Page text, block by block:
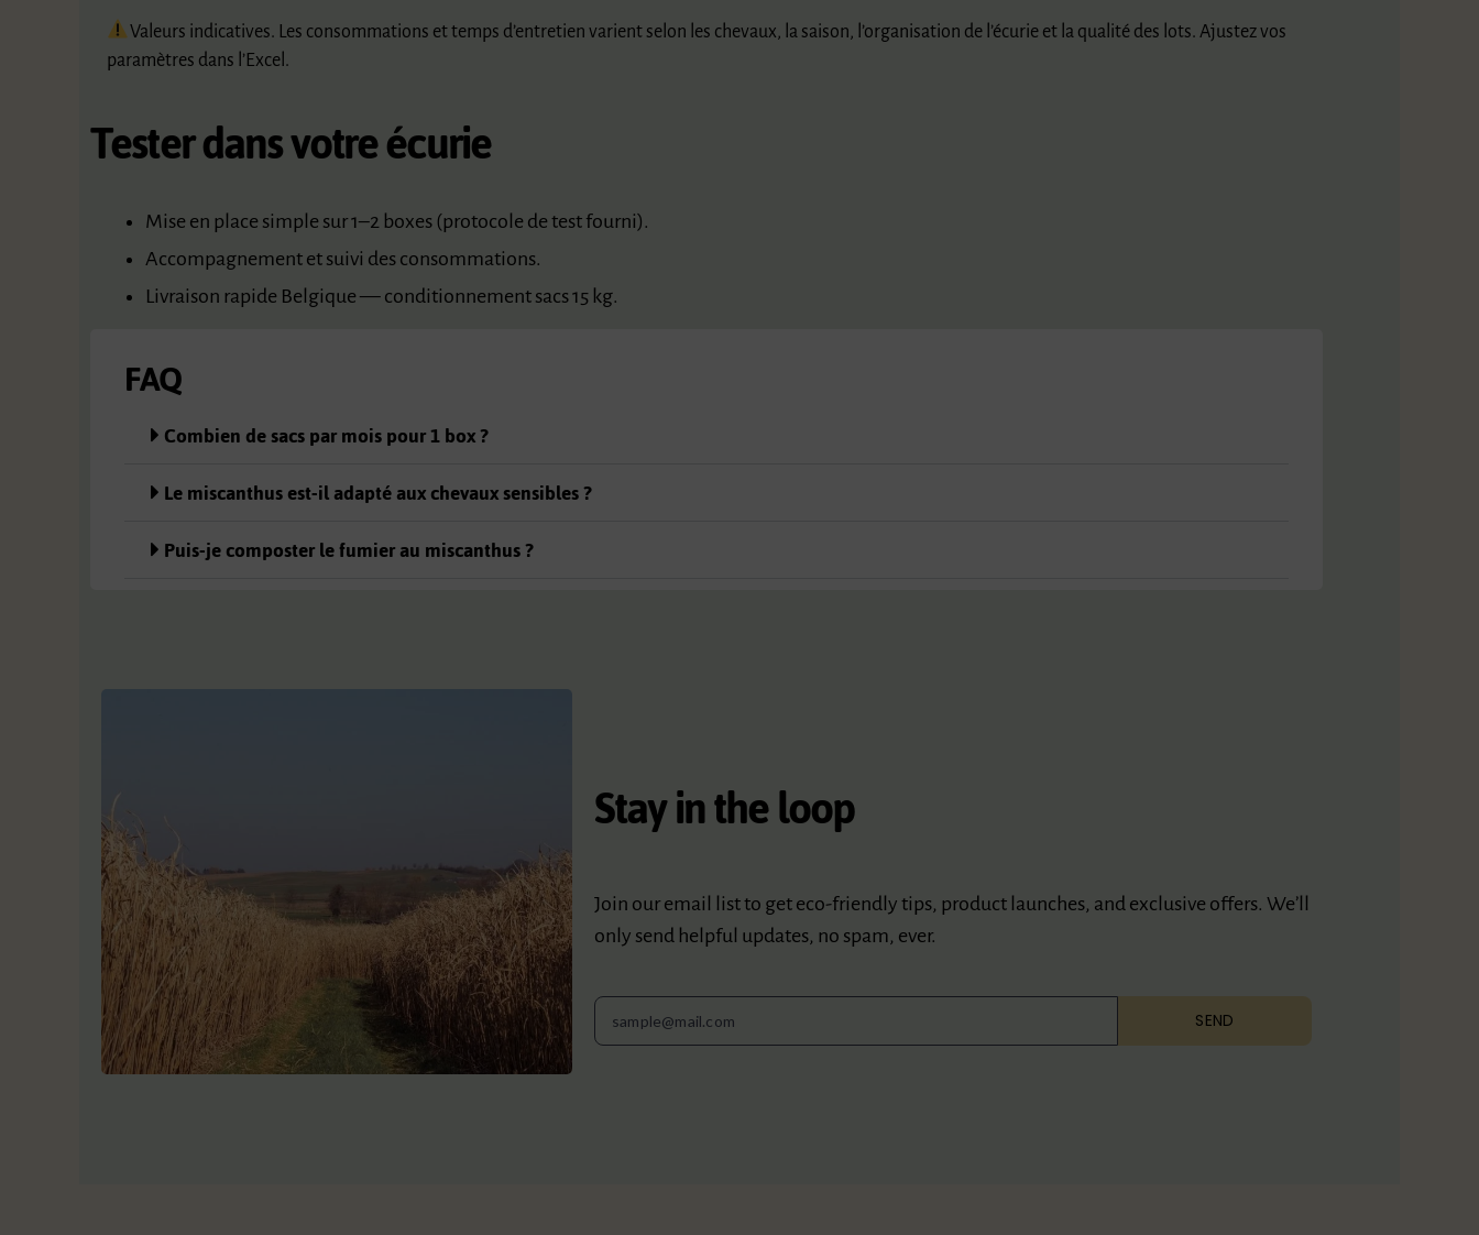
Valeurs indicatives. Les consommations et temps d’entretien varient selon les chevaux, la saison, l’organisation de l’écurie et la qualité des lots. Ajustez vos
paramètres dans l’Excel.
Tester dans votre écurie
Mise en place simple sur 1–2 boxes (protocole de test fourni).
Accompagnement et suivi des consommations.
Livraison rapide Belgique — conditionnement sacs 15 kg.
FAQ
Combien de sacs par mois pour 1 box ?
Le miscanthus est-il adapté aux chevaux sensibles ?
Puis-je composter le fumier au miscanthus ?
Stay in the loop
Join our email list to get eco-friendly tips, product launches, and exclusive offers. We’ll
only send helpful updates, no spam, ever.
SEND